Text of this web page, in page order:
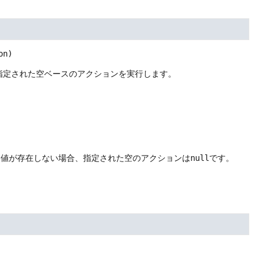
された空ベースのアクションを実行します。
が存在しない場合、指定された空のアクションはnull です。